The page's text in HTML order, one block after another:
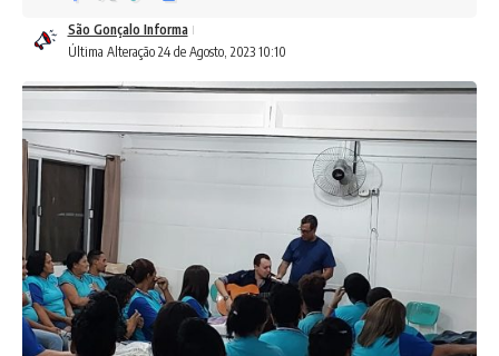
Última Alteração 24 de Agosto, 2023 10:10
São Gonçalo Informa